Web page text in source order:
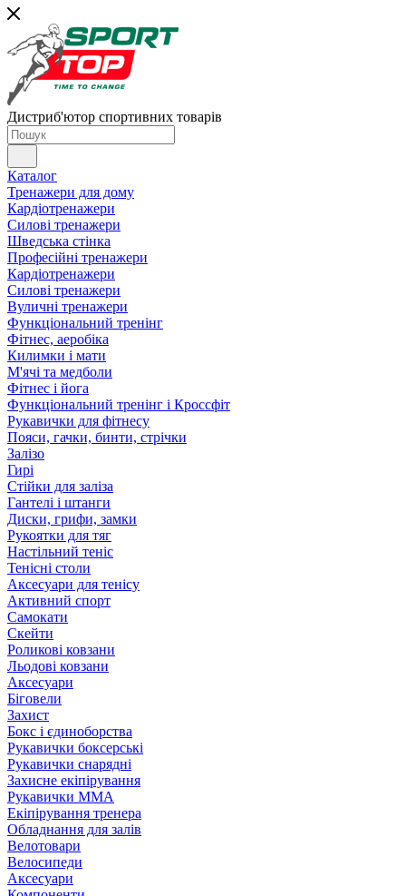
Дистриб'ютор спортивних товарів
Каталог
Тренажери для дому
Кардіотренажери
Силові тренажери
Шведська стінка
Професійні тренажери
Кардіотренажери
Силові тренажери
Вуличні тренажери
Функціональний тренінг
Фітнес, аеробіка
Килимки і мати
М'ячі та медболи
Фітнес і йога
Функціональний тренінг і Кроссфіт
Рукавички для фітнесу
Пояси, гачки, бинти, стрічки
Залізо
Гирі
Стійки для заліза
Гантелі і штанги
Диски, грифи, замки
Рукоятки для тяг
Настільний теніс
Тенісні столи
Аксесуари для тенісу
Активний спорт
Самокати
Скейти
Роликові ковзани
Льодові ковзани
Аксесуари
Біговели
Захист
Бокс і єдиноборства
Рукавички боксерські
Рукавички снарядні
Захисне екіпірування
Рукавички ММА
Екіпірування тренера
Обладнання для залів
Велотовари
Велосипеди
Аксесуари